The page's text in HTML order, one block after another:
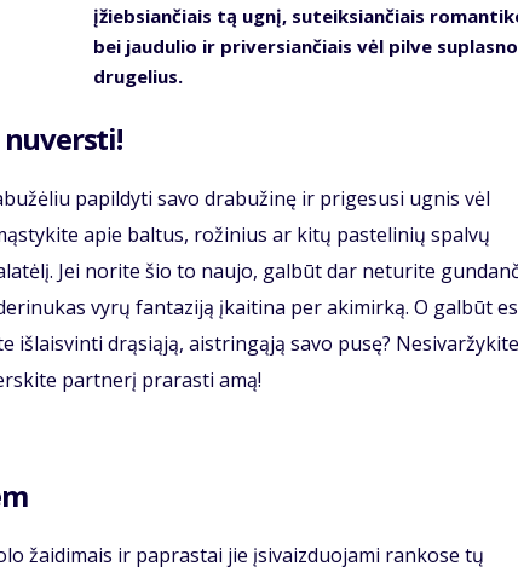
įžiebsiančiais tą ugnį, suteiksiančiais
bei jaudulio ir priversiančiais vėl pilve
drugelius.
papildyti savo drabužinę ir prigesusi ugnis vėl
apie baltus, rožinius ar kitų pastelinių spalvų
Jei norite šio to naujo, galbūt dar neturite
vyrų fantaziją įkaitina per akimirką. O galbūt
išlaisvinti drąsiąją, aistringąją savo pusę?
partnerį prarasti amą!
žaidimais ir paprastai jie įsivaizduojami rankose tų